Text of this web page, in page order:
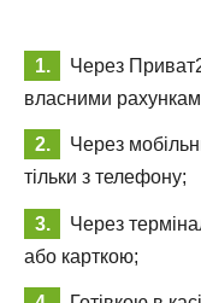
Через
власними
Через
тільки з телефону;
Через
або карткою;